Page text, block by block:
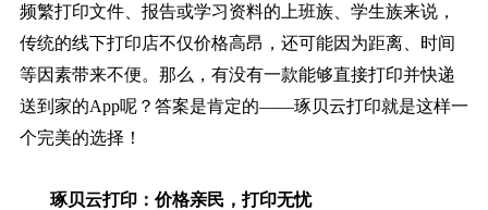
频繁打印文件、报告或学习资料的上班族、学生族来说，
传统的线下打印店不仅价格高昂，还可能因为距离、时间
等因素带来不便。那么，有没有一款能够直接打印并快递
送到家的App呢？答案是肯定的——琢贝云打印就是这样一
个完美的选择！
琢贝云打印：价格亲民，打印无忧